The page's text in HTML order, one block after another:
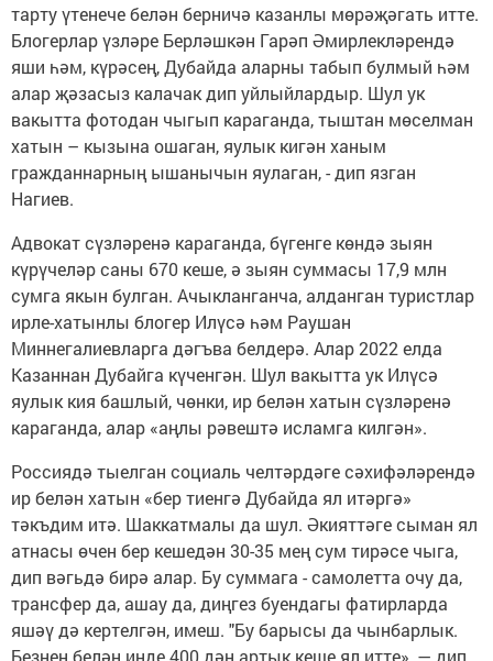
тарту үтенече белән берничә казанлы мөрәҗәгать итте.
Блогерлар үзләре Берләшкән Гарәп Әмирлекләрендә
яши һәм, күрәсең, Дубайда аларны табып булмый һәм
алар җәзасыз калачак дип уйлыйлардыр. Шул ук
вакытта фотодан чыгып караганда, тыштан мөселман
хатын – кызына ошаган, яулык кигән ханым
гражданнарның ышанычын яулаган, - дип язган
Нагиев.
Адвокат сүзләренә караганда, бүгенге көндә зыян
күрүчеләр саны 670 кеше, ә зыян суммасы 17,9 млн
сумга якын булган. Ачыкланганча, алданган туристлар
ирле-хатынлы блогер Илүсә һәм Раушан
Миннегалиевларга дәгъва белдерә. Алар 2022 елда
Казаннан Дубайга күченгән. Шул вакытта ук Илүсә
яулык кия башлый, чөнки, ир белән хатын сүзләренә
караганда, алар «аңлы рәвештә исламга килгән».
Россиядә тыелган социаль челтәрдәге сәхифәләрендә
ир белән хатын «бер тиенгә Дубайда ял итәргә»
тәкъдим итә. Шаккатмалы да шул. Әкияттәге сыман ял
атнасы өчен бер кешедән 30-35 мең сум тирәсе чыга,
дип вәгьдә бирә алар. Бу суммага - самолетта очу да,
трансфер да, ашау да, диңгез буендагы фатирларда
яшәү дә кертелгән, имеш. "Бу барысы да чынбарлык.
Безнең белән инде 400 дән артык кеше ял итте», — дип